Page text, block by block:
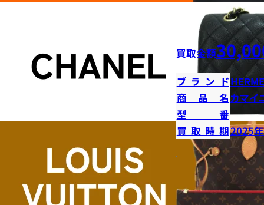
買取金額
ブランド
商品名 カマイ
型番
買取時期2025